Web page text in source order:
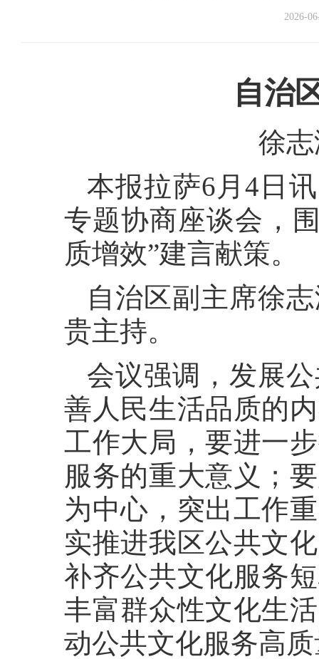
2026-
自治
徐
本报拉萨6月4日
专题协商座谈会，
质增效”建言献策。
自治区副主席徐
贵主持。
会议强调，发展
善人民生活品质的
工作大局，要进一
服务的重大意义；
为中心，突出工作
实推进我区公共文
补齐公共文化服务
丰富群众性文化生
动公共文化服务高